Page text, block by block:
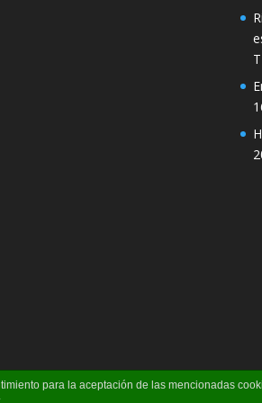
para la aceptación de las mencionadas